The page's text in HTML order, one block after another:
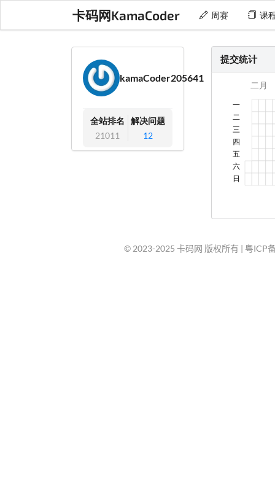
卡码网KamaCoder 周赛 课
kamaCoder205641
全站排名
21011
解决问题
12
提交统计
© 2023-2025 卡码网 版权所有 | 粤ICP